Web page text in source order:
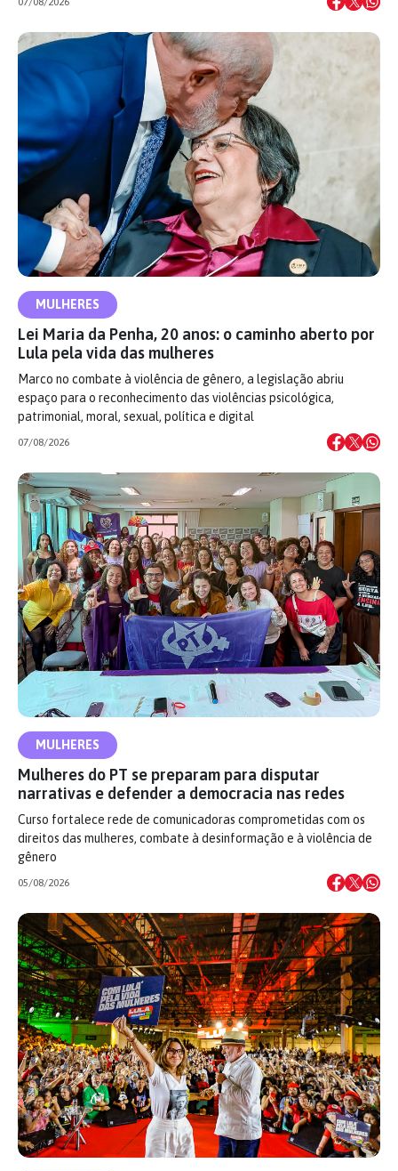
MULHERES
Lei Maria da Penha, 20 anos: o caminho aberto por
Lula pela vida das mulheres
Marco no combate à violência de gênero, a legislação abriu
espaço para o reconhecimento das violências psicológica,
patrimonial, moral, sexual, política e digital
07/08/2026
MULHERES
Mulheres do PT se preparam para disputar
narrativas e defender a democracia nas redes
Curso fortalece rede de comunicadoras comprometidas com os
direitos das mulheres, combate à desinformação e à violência de
gênero
05/08/2026